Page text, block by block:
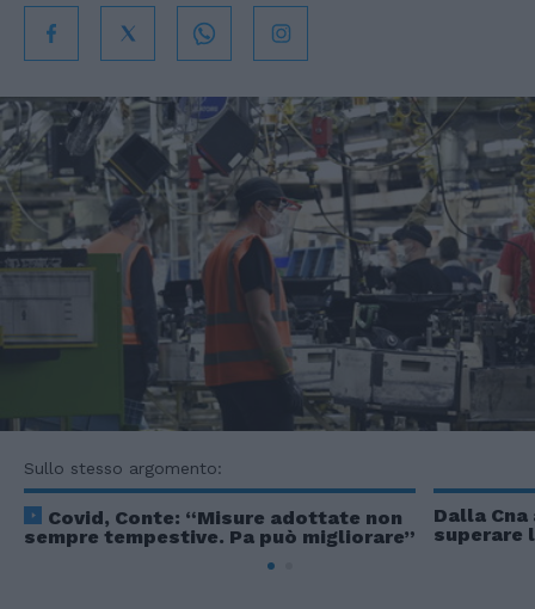
Sullo stesso argomento:
Covid, Conte: “Misure adottate non
sempre tempestive. Pa può migliorare”
Dalla
superare